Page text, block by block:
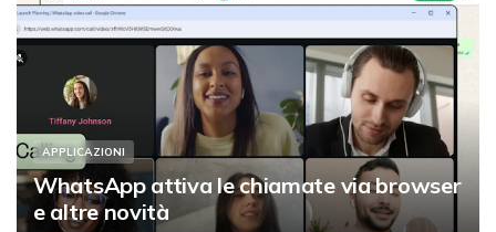
APPLICAZIONI
WhatsApp attiva le chiamate via browser
e altre novità